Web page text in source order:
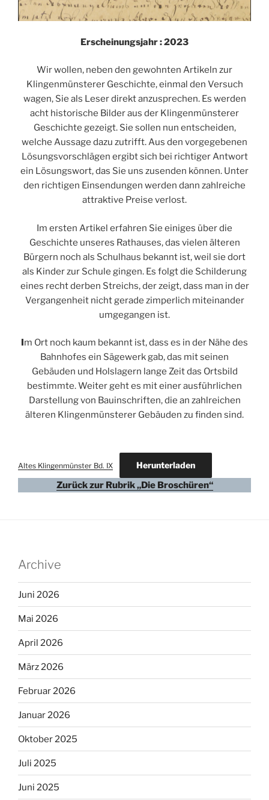
Erscheinungsjahr : 2023
Wir wollen, neben den gewohnten Artikeln zur
Klingenmünsterer Geschichte, einmal den Versuch
wagen, Sie als Leser direkt anzusprechen. Es werden
acht historische Bilder aus der Klingenmünsterer
Geschichte gezeigt. Sie sollen nun entscheiden,
welche Aussage dazu zutrifft. Aus den vorgegebenen
Lösungsvorschlägen ergibt sich bei richtiger Antwort
ein Lösungswort, das Sie uns zusenden können. Unter
den richtigen Einsendungen werden dann zahlreiche
attraktive Preise verlost.
Im ersten Artikel erfahren Sie einiges über die
Geschichte unseres Rathauses, das vielen älteren
Bürgern noch als Schulhaus bekannt ist, weil sie dort
als Kinder zur Schule gingen. Es folgt die Schilderung
eines recht derben Streichs, der zeigt, dass man in der
Vergangenheit nicht gerade zimperlich miteinander
umgegangen ist.
Im Ort noch kaum bekannt ist, dass es in der Nähe des
Bahnhofes ein Sägewerk gab, das mit seinen
Gebäuden und Holslagern lange Zeit das Ortsbild
bestimmte. Weiter geht es mit einer ausführlichen
Darstellung von Bauinschriften, die an zahlreichen
älteren Klingenmünsterer Gebäuden zu finden sind.
Altes Klingenmünster Bd. IX Herunterladen
Zurück zur Rubrik „Die Broschüren“
Archive
Juni 2026
Mai 2026
April 2026
März 2026
Februar 2026
Januar 2026
Oktober 2025
Juli 2025
Juni 2025